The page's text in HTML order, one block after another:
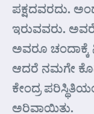
ಪಕ್ಷದವರದು.
ಇರುವವರು. ಅವರೇ
ಅವರೂ ಚಂದಾಕ್ಕೆ
ಆದರೆ ನಮಗೇ
ಕೇಂದ್ರ
ಅರಿವಾಯಿತು.